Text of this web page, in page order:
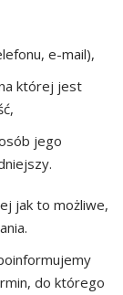
e-mail),
której jest
jego
jak to możliwe,
do którego